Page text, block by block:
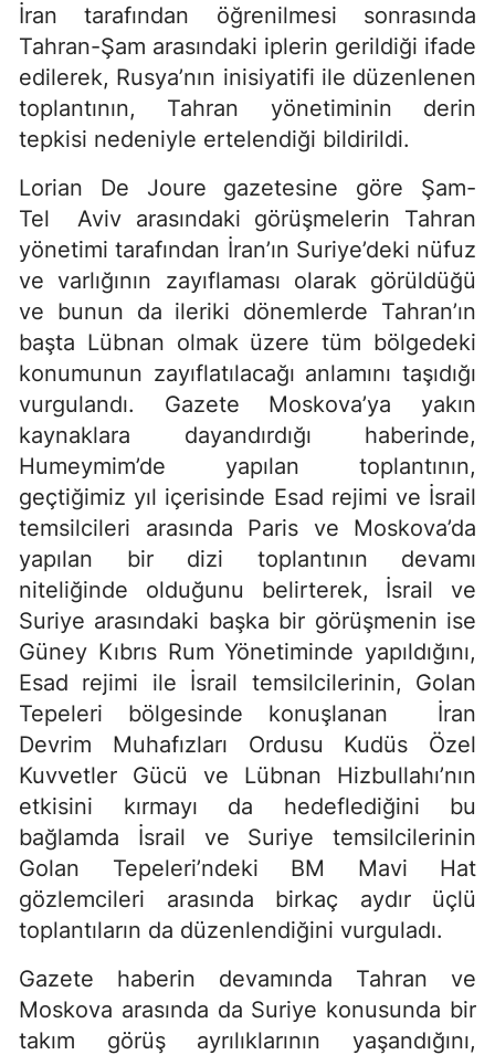
İran tarafından öğrenilmesi sonrasında
Tahran-Şam arasındaki iplerin gerildiği ifade
edilerek, Rusya’nın inisiyatifi ile düzenlenen
toplantının, Tahran yönetiminin derin
tepkisi nedeniyle ertelendiği bildirildi.
Lorian De Joure gazetesine göre Şam-
Tel Aviv arasındaki görüşmelerin Tahran
yönetimi tarafından İran’ın Suriye’deki nüfuz
ve varlığının zayıflaması olarak görüldüğü
ve bunun da ileriki dönemlerde Tahran’ın
başta Lübnan olmak üzere tüm bölgedeki
konumunun zayıflatılacağı anlamını taşıdığı
vurgulandı. Gazete Moskova’ya yakın
kaynaklara dayandırdığı haberinde,
Humeymim’de yapılan toplantının,
geçtiğimiz yıl içerisinde Esad rejimi ve İsrail
temsilcileri arasında Paris ve Moskova’da
yapılan bir dizi toplantının devamı
niteliğinde olduğunu belirterek, İsrail ve
Suriye arasındaki başka bir görüşmenin ise
Güney Kıbrıs Rum Yönetiminde yapıldığını,
Esad rejimi ile İsrail temsilcilerinin, Golan
Tepeleri bölgesinde konuşlanan İran
Devrim Muhafızları Ordusu Kudüs Özel
Kuvvetler Gücü ve Lübnan Hizbullahı’nın
etkisini kırmayı da hedeflediğini bu
bağlamda İsrail ve Suriye temsilcilerinin
Golan Tepeleri’ndeki BM Mavi Hat
gözlemcileri arasında birkaç aydır üçlü
toplantıların da düzenlendiğini vurguladı.
Gazete haberin devamında Tahran ve
Moskova arasında da Suriye konusunda bir
takım görüş ayrılıklarının yaşandığını,